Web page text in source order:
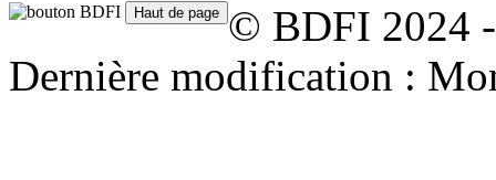
© BDFI 2024
Dernière modification :